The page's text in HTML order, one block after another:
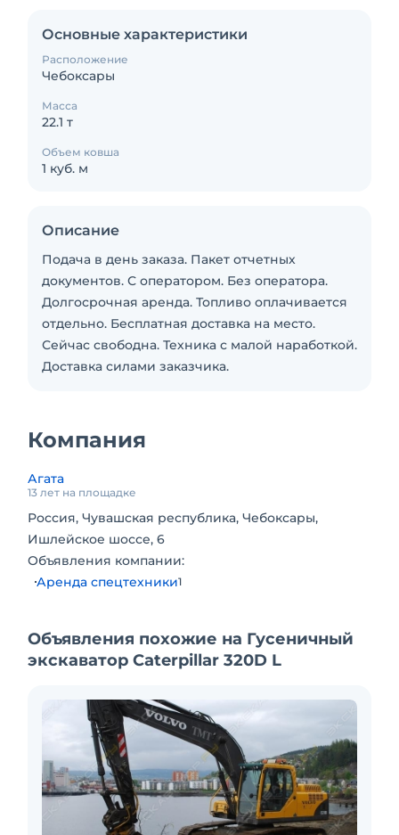
Основные характеристики
Расположение
Чебоксары
Масса
22.1 т
Объем ковша
1 куб. м
Описание
Подача в день заказа. Пакет отчетных
документов. С оператором. Без оператора.
Долгосрочная аренда. Топливо оплачивается
отдельно. Бесплатная доставка на место.
Сейчас свободна. Техника с малой наработкой.
Доставка силами заказчика.
Компания
Агата
13 лет на площадке
Россия, Чувашская республика, Чебоксары,
Ишлейское шоссе, 6
Объявления компании:
Аренда спецтехники1
Объявления похожие на Гусеничный
экскаватор Caterpillar 320D L